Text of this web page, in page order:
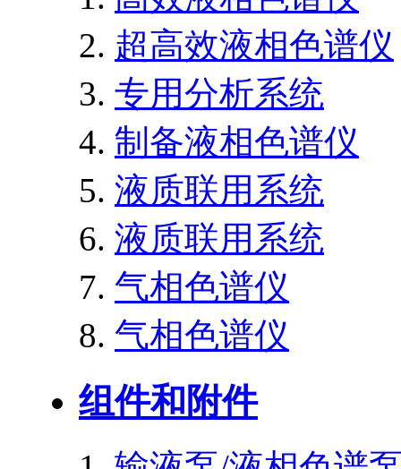
超高效液相色谱仪
专用分析系统
制备液相色谱仪
液质联用系统
液质联用系统
气相色谱仪
气相色谱仪
组件和附件